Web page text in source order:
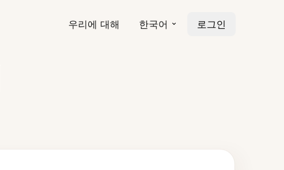
우리에 대해 한국어 로그인